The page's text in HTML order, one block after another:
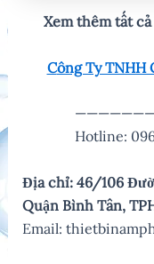
Xem thêm tất
Công Ty TNHH
Hotline:
Địa chỉ: 46/106
Quận Bình Tân,
Email: